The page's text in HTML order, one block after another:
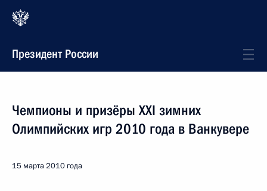
Президент России
Чемпионы и призёры XXI зимних
Олимпийских игр 2010 года в Ванкувере
15 марта 2010 года